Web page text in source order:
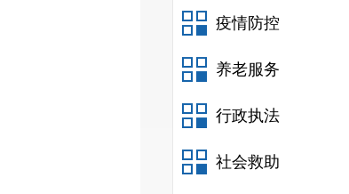
疫情防控
养老服务
行政执法
社会救助